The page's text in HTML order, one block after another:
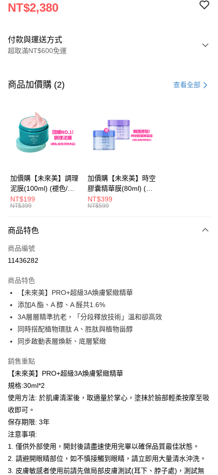
NT$2,380
付款與運送方式
超取滿NT$600免運
信用卡一次付款
LINE Pay
Apple Pay
街口支付
悠遊付
AFTEE先享後付
相關說明
便利好安心！
２．便利：只要手機號碼，簡訊認證，即可結帳。
３．安心：先確認商品／服務後，再付款。
【「AFTEE先享後付」結帳流程】
１．於結帳方式選擇「AFTEE先享後付」後，將跳轉至「AFTEE先享後付」
結帳頁面，進行簡訊認證並確認金額後，即可完成結帳。
２．訂單成立數日內，您將收到繳費通知簡訊。
ATM／網路銀行／等多元方式進行付款，方視為交易完成。
※ 請注意：結帳手續完成當下不需立刻繳費，但若您需要取消訂單，請聯絡
購買商品的店家。未經商家同意取消之訂單仍視為有效，需透過AFTEE先享
後付繳納相關費用。
是否繳費成功／繳費後需取消欲退款等相關疑問，請聯繫「AFTEE先享後付
客戶支援中心」https://netprotections.freshdesk.com/support/home
【注意事項】
１．透過由恩沛科技股份有限公司提供之「AFTEE先享後付」服務完成之交
易，需依本服務之必要範圍內提供個人資料，並將交易相關給付款項請求債
２．關於個人資料處理事宜，請瀏覽以下網址：
https://aftee.tw/terms/#terms3
３．未成年的使用者請事先徵得法定代理人或監護人之同意方可使用
「AFTEE先享後付」，若未經同意申辦者引起之損失，本公司不負相關責
任。
４．使用「AFTEE先享後付」時，將依據個別帳號之用戶狀況，依本公司即
運送方式
全家取貨付款
付款後全家取貨
每筆NT$100，滿NT$600(含以上)免運費
每筆NT$100，滿NT$600(含以上)免運費
7-11取貨付款
每筆NT$100，滿NT$600(含以上)免運費
付款後7-11取貨
每筆NT$100，滿NT$600(含以上)免運費
宅配
每筆NT$100，滿NT$600(含以上)免運費
商品加價購 (2) 查看全部
加價購【未來美】調理
泥膜(100ml) (褪色/盒
損/短效良品)
NT$199
NT$399
加價購【未來美】時空
膠囊精華膜(80ml) (褪
色/盒損/短效良品)
NT$399
NT$599
商品特色
商品編號
11436282
商品特色
【未來美】PRO+超級3A煥膚緊緻精華
添加A 酯、A 醇、A 醛共1.6%
3A層層精準抗老，「分段釋放技術」溫和卻高效
同時搭配植物環肽 A、胜肽與植物甾醇
同步啟動表層煥新、底層緊緻
銷售重點
【未來美】PRO+超級3A煥膚緊緻精華
規格:30ml*2
使用方法: 於肌膚清潔後，取適量於掌心，塗抹於臉部輕柔按摩至吸
收即可。
保存期限: 3年
注意事項:
1. 僅供外部使用，開封後請盡速使用完畢以確保品質最佳狀態。
2. 請避開眼睛部位，如不慎接觸到眼睛，請立即用大量清水沖洗。
3. 皮膚敏感者使用前請先做局部皮膚測試(耳下、脖子處)，測試無